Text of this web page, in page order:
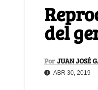
del
Por JUAN JOSÉ
ABR 30, 2019